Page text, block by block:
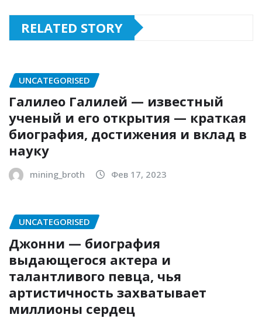
RELATED STORY
UNCATEGORISED
Галилео Галилей — известный
ученый и его открытия — краткая
биография, достижения и вклад в
науку
mining_broth Фев 17, 2023
UNCATEGORISED
Джонни — биография
выдающегося актера и
талантливого певца, чья
артистичность захватывает
миллионы сердец